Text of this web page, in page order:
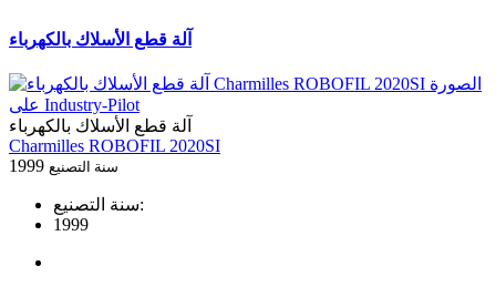
آلة قطع الأسلاك بالكهرباء
آلة قطع الأسلاك بالكهرباء
Charmilles ROBOFIL 2020SI
سنة التصنيع
سنة التصنيع:
1999